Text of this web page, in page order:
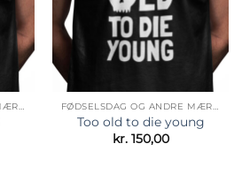
FØDSELSDAG OG ANDRE MÆRKEDAGE FØDSELSDAG OG ANDRE MÆRKEDAGE
Too old to die young
kr.150,00